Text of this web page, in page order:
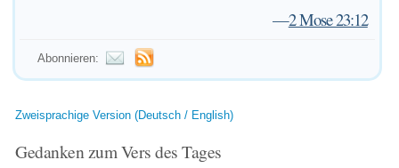
—2 Mose 23:12
Abonnieren:
Zweisprachige Version (Deutsch / English)
Gedanken zum Vers des Tages